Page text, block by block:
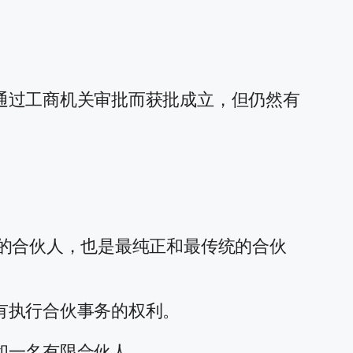
工商机关审批而获批成立，但仍然有
合伙人，也是最纯正和最传统的合伙
行合伙事务的权利。